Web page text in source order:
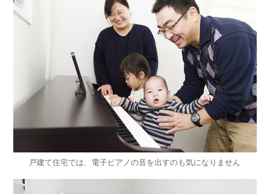
戸建て住宅では、電子ピアノの音を出すのも気になりません